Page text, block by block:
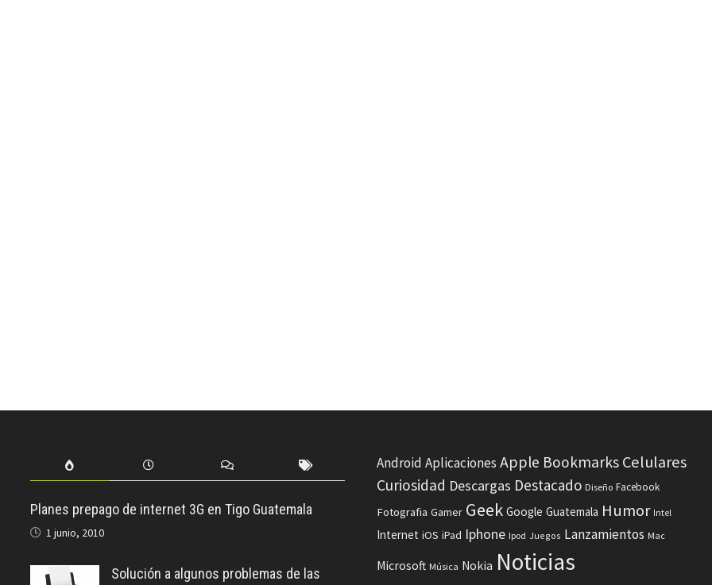
Planes prepago de internet 3G en Tigo Guatemala
1 junio, 2010
Solución a algunos problemas de las
Android Aplicaciones Apple Bookmarks Celulares
Curiosidad Descargas Destacado Diseño Facebook
Fotografia Gamer Geek Google Guatemala Humor Intel
Internet iOS iPad Iphone Ipod Juegos Lanzamientos Mac
Microsoft Música Nokia Noticias